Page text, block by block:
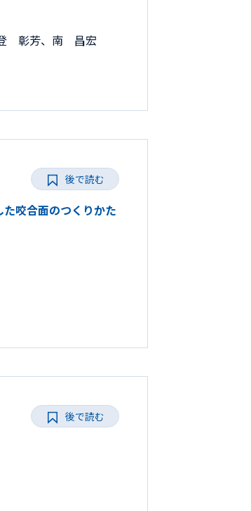
彰芳、南 昌宏
咬合面のつくりかた
後で読む
後で読む